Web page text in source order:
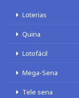
Loterias
Quina
Lotofácil
Mega-Sena
Tele sena